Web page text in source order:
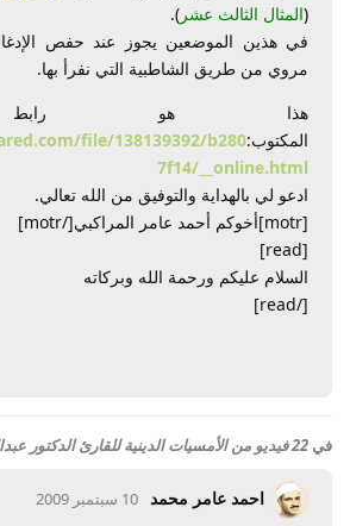
(المثال الثالث عشر ).
في هذين الموضعين يجوز عند حفص الإدغام
مروي من طريق الشاطبية التي نفرأ بها.
هذا هو رابط
المكتوب:file/138139392/b280
7f14/__online.html
ادعو لي بالهداية والتوفيق من الله تعالي.
[motr]أخوكم أحمد عامر المراكبي[/motr]
[read]
السلام عليكم ورحمة الله وبركاته
[/read]
في 22 فيديو من الأمسيات الدينية للقارئ الدكتور عبدالفتاح الطاروطي
احمد عامر محمد 10 سبتمبر 2009